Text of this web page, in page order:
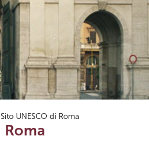
UNESCO di Roma
Roma